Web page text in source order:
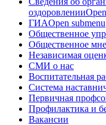
оздоровлении
ГИАOpen submenu
Общественное
Общественное
Независимая
СМИ о нас
Воспитательная
Система
Первичная
Профилактика и
Вакансии